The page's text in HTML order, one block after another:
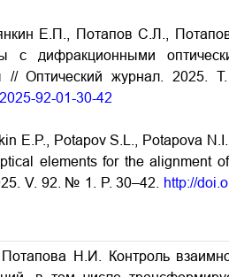
Е.П., Потапов С.Л.,
с дифракционными
// Оптический журнал.
92-01-30-42
E.P., Potapov S.L., Potapova
elements for the alignment
V. 92. № 1. P. 30–42.
http://
Н.И. Контроль